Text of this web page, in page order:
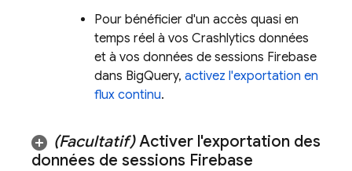
Pour bénéficier d'un accès quasi en
temps réel à vos Crashlytics données
et à vos données de sessions Firebase
dans BigQuery, activez l'exportation en
flux continu.
(Facultatif)Activer l'exportation des
données de sessions Firebase